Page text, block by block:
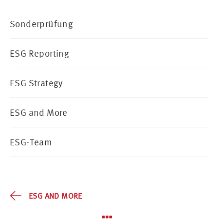
Sonderprüfung
ESG Reporting
ESG Strategy
ESG and More
ESG-Team
ESG AND MORE